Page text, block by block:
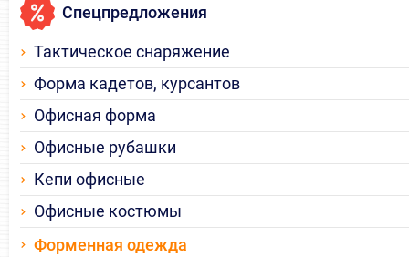
Спецпредложения
Тактическое снаряжение
Форма кадетов, курсантов
Офисная форма
Офисные рубашки
Кепи офисные
Офисные костюмы
Форменная одежда